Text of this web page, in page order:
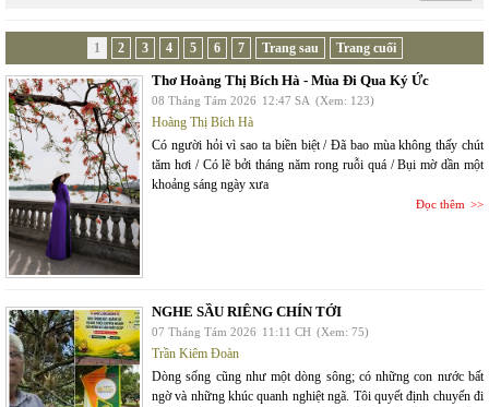
1 2 3 4 5 6 7 Trang sau Trang cuối
Thơ Hoàng Thị Bích Hà - Mùa Đi Qua Ký Ức
08 Tháng Tám 2026 12:47 SA (Xem: 123)
Hoàng Thị Bích Hà
Có người hỏi vì sao ta biền biệt / Đã bao mùa không thấy chút
tăm hơi / Có lẽ bởi tháng năm rong ruỗi quá / Bụi mờ dần một
khoảng sáng ngày xưa
Đọc thêm
NGHE SẦU RIÊNG CHÍN TỚI
07 Tháng Tám 2026 11:11 CH (Xem: 75)
Trần Kiêm Đoàn
Dòng sống cũng như một dòng sông; có những con nước bất
ngờ và những khúc quanh nghiệt ngã. Tôi quyết định chuyến đi